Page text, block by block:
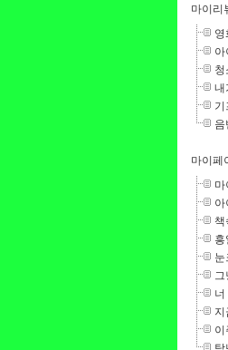
마이리
영
아
청
내
기
음
마이페
마
아
책
흥
눈
그
너
지
이